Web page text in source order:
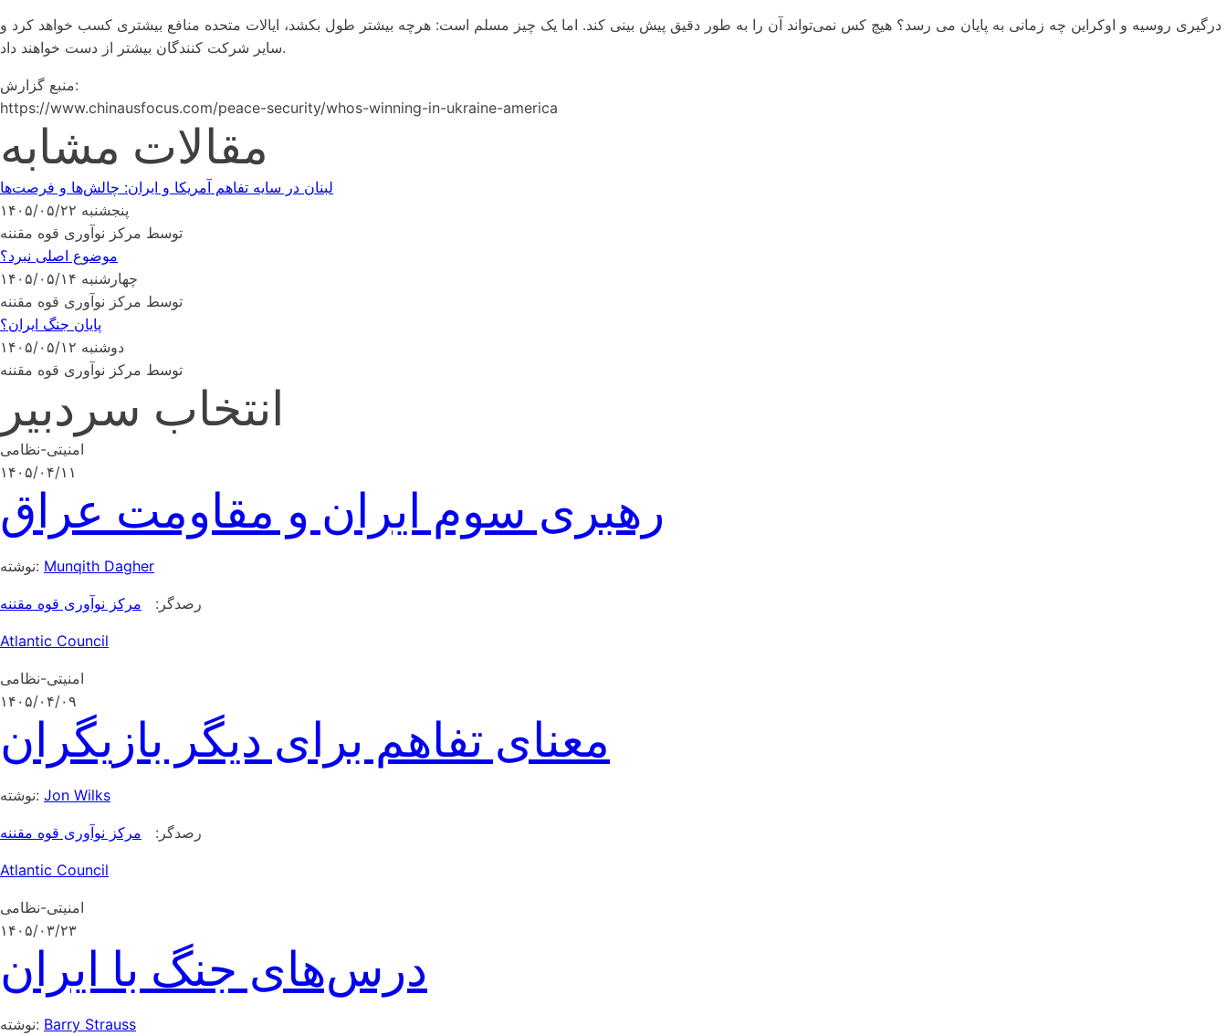
درگیری روسیه و اوکراین چه زمانی به پایان می رسد؟ هیچ کس نمی‌تواند آن را به طور دقیق پیش بینی کند. اما یک چیز مسلم است: هرچه بیشتر طول بکشد، ایالات متحده منافع بیشتری کسب خواهد کرد و
سایر شرکت کنندگان بیشتر از دست خواهند داد.
منبع گزارش:
https://www.chinausfocus.com/peace-security/whos-winning-in-ukraine-america
مقالات مشابه
لبنان در سایه تفاهم آمریکا و ایران: چالش‌ها و فرصت‌ها
پنجشنبه ۱۴۰۵/۰۵/۲۲
توسط مرکز نوآوری قوه مقننه
موضوع اصلی نبرد؟
چهارشنبه ۱۴۰۵/۰۵/۱۴
توسط مرکز نوآوری قوه مقننه
پایان جنگ ایران؟
دوشنبه ۱۴۰۵/۰۵/۱۲
توسط مرکز نوآوری قوه مقننه
انتخاب سردبیر
امنیتی-نظامی
۱۴۰۵/۰۴/۱۱
رهبری سوم ایران و مقاومت عراق
نوشته: Munqith Dagher
رصدگر: مرکز نوآوری قوه مقننه
Atlantic Council
امنیتی-نظامی
۱۴۰۵/۰۴/۰۹
معنای تفاهم برای دیگر بازیگران
نوشته: Jon Wilks
رصدگر: مرکز نوآوری قوه مقننه
Atlantic Council
امنیتی-نظامی
۱۴۰۵/۰۳/۲۳
درس‌های جنگ با ایران
نوشته: Barry Strauss